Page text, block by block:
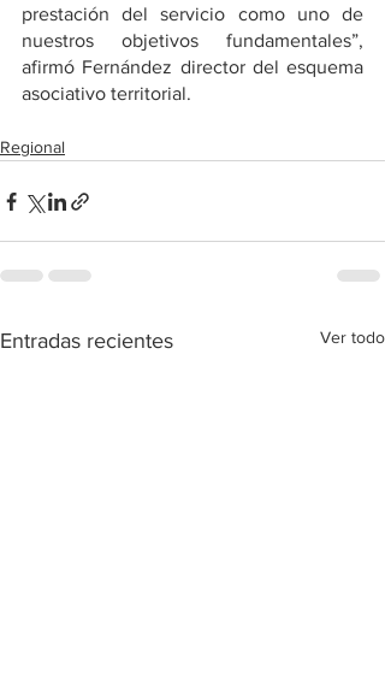
prestación del servicio como uno de
nuestros objetivos fundamentales”,
afirmó Fernández director del esquema
asociativo territorial.
Regional
Entradas recientes Ver todo